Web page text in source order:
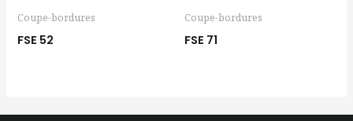
Coupe-bordures
FSE 52
Coupe-bordures
FSE 71